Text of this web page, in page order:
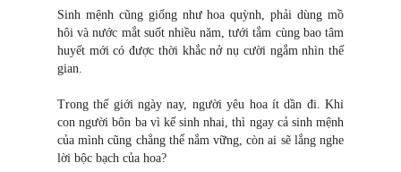
Sinh mệnh cũng giống như hoa quỳnh, phải dùng mồ
hôi và nước mắt suốt nhiều năm, tưới tắm cùng bao tâm
huyết mới có được thời khắc nở nụ cười ngắm nhìn thế
gian.
Trong thế giới ngày nay, người yêu hoa ít dần đi. Khi
con người bôn ba vì kế sinh nhai, thì ngay cả sinh mệnh
của mình cũng chẳng thể nắm vững, còn ai sẽ lắng nghe
lời bộc bạch của hoa?